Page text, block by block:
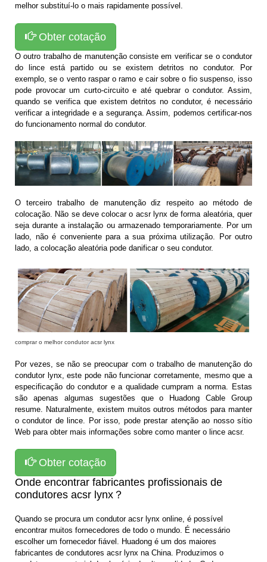
melhor substituí-lo o mais rapidamente possível.
Obter cotação
O outro trabalho de manutenção consiste em verificar se o condutor
do lince está partido ou se existem detritos no condutor. Por
exemplo, se o vento raspar o ramo e cair sobre o fio suspenso, isso
pode provocar um curto-circuito e até quebrar o condutor. Assim,
quando se verifica que existem detritos no condutor, é necessário
verificar a integridade e a segurança. Assim, podemos certificar-nos
do funcionamento normal do condutor.
O terceiro trabalho de manutenção diz respeito ao método de
colocação. Não se deve colocar o acsr lynx de forma aleatória, quer
seja durante a instalação ou armazenado temporariamente. Por um
lado, não é conveniente para a sua próxima utilização. Por outro
lado, a colocação aleatória pode danificar o seu condutor.
comprar o melhor condutor acsr lynx
Por vezes, se não se preocupar com o trabalho de manutenção do
condutor lynx, este pode não funcionar corretamente, mesmo que a
especificação do condutor e a qualidade cumpram a norma. Estas
são apenas algumas sugestões que o Huadong Cable Group
resume. Naturalmente, existem muitos outros métodos para manter
o condutor de lince. Por isso, pode prestar atenção ao nosso sítio
Web para obter mais informações sobre como manter o lince acsr.
Obter cotação
Onde encontrar fabricantes profissionais de
condutores acsr lynx？
Quando se procura um condutor acsr lynx online, é possível
encontrar muitos fornecedores de todo o mundo. É necessário
escolher um fornecedor fiável. Huadong é um dos maiores
fabricantes de condutores acsr lynx na China. Produzimos o